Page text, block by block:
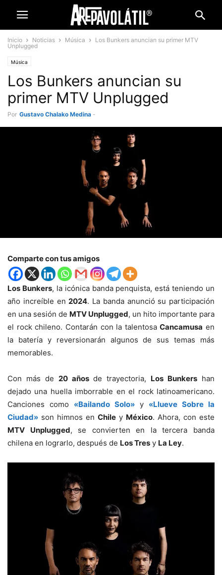
Inicio Noticias Música
Los Bunkers anuncian su primer MTV
Unplugged
Música
Los Bunkers anuncian su
primer MTV Unplugged
Por Gustavo Chalako Medina -
Comparte con tus amigos
Los Bunkers, la icónica banda penquista, está teniendo un
año increíble en2024. La banda anunció su participación
en una sesión de MTV Unplugged, un hito importante para
el rock chileno. Contarán con la talentosaCancamusa en
la batería y reversionarán algunos de sus temas más
memorables.
Con más de 20 añosde trayectoria, Los Bunkers han
dejado una huella imborrable en el rock latinoamericano.
Canciones como «Bailando Solo» y «Llueve Sobre la
Ciudad» son himnos en Chile y México. Ahora, con este
MTV Unplugged, se convierten en la tercera banda
chilena en lograrlo, después de Los Tres y La Ley.